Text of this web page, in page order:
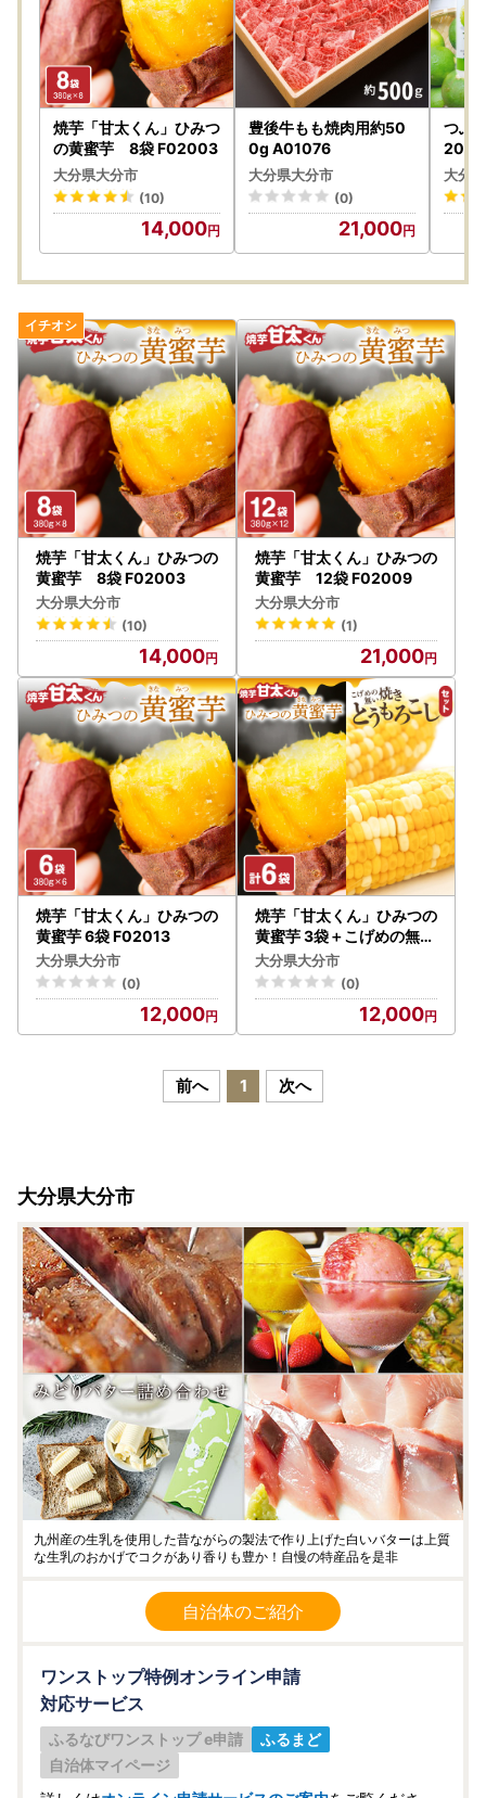
焼芋「甘太くん」ひみつ
の黄蜜芋 8袋 F02003
大分県大分市
(10)
14,000
豊後牛もも焼肉用約50
0g A01076
大分県大分市
(0)
21,000
つぶ
2049
大分
焼芋「甘太くん」ひみつの
黄蜜芋 8袋 F02003
大分県大分市
(10)
14,000
焼芋「甘太くん」ひみつの
黄蜜芋 12袋 F02009
大分県大分市
(1)
21,000
焼芋「甘太くん」ひみつの
黄蜜芋 6袋 F02013
大分県大分市
(0)
12,000
焼芋「甘太くん」ひみつの
黄蜜芋 3袋＋こげめの無い
焼きとうもろこし 3袋 計6
袋セット F01006
大分県大分市
(0)
12,000
前へ 1 次へ
大分県大分市
九州産の生乳を使用した昔ながらの製法で作り上げた白いバターは上質
な生乳のおかげでコクがあり香りも豊か！自慢の特産品を是非
自治体のご紹介
ワンストップ特例オンライン申請
対応サービス
ふるなびワンストップ e申請
ふるまど
自治体マイページ